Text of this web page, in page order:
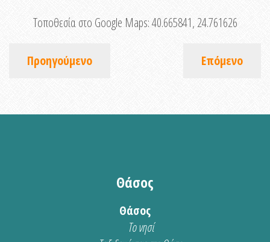
Τοποθεσία στο Google Maps:40.665841, 24.761626
Προηγούμενο Επόμενο
Θάσος
Θάσος
Το νησί